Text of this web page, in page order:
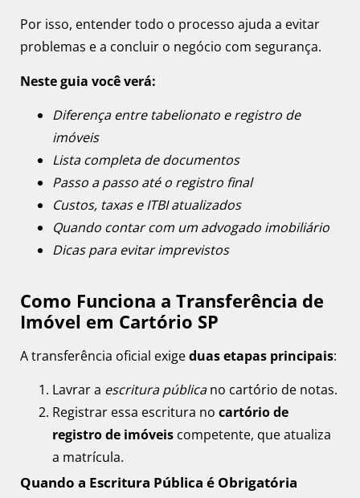
Por isso, entender todo o processo ajuda a evitar
problemas e a concluir o negócio com segurança.
Neste guia você verá:
Diferença entre tabelionato e registro de
imóveis
Lista completa de documentos
Passo a passo até o registro final
Custos, taxas e ITBI atualizados
Quando contar com um advogado imobiliário
Dicas para evitar imprevistos
Como Funciona a Transferência de
Imóvel em Cartório SP
A transferência oficial exigeduas etapas principais:
Lavrar a escritura públicano cartório de notas.
Registrar essa escritura no cartório de
registro de imóveis competente, que atualiza
a matrícula.
Quando a Escritura Pública é Obrigatória